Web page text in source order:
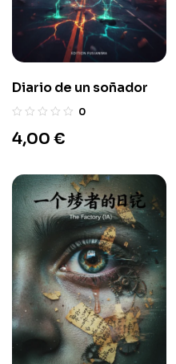
Diario de un soñador
0
4,00 €